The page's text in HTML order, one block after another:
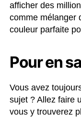
afficher des
comme mélanger
couleur parfaite
Pour en
Vous avez
sujet ? Allez faire
vous y trouverez